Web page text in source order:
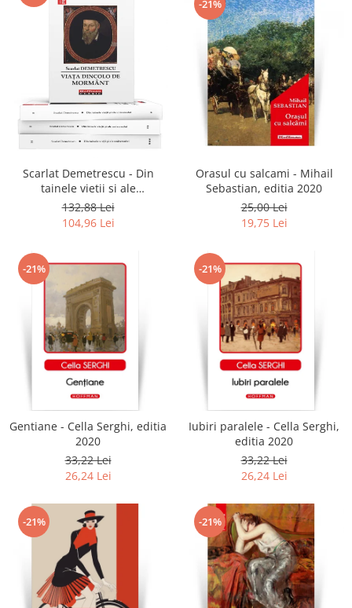
Scarlat Demetrescu - Din
tainele vietii si ale
universului, Volumele I-III +
Viata dincolo de mormant
132,88 Lei
104,96 Lei
-21%
Orasul cu salcami - Mihail
Sebastian, editia 2020
25,00 Lei
19,75 Lei
-21%
Gentiane - Cella Serghi, editia
2020
33,22 Lei
26,24 Lei
-21%
Iubiri paralele - Cella Serghi,
editia 2020
33,22 Lei
26,24 Lei
-21% -21%